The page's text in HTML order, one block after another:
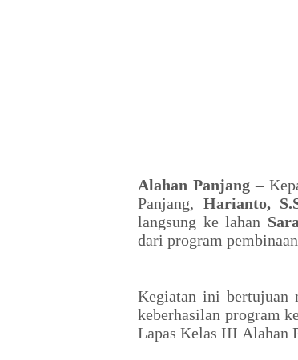
Alahan Panjang –
Panjang, Harianto,
langsung ke lahan
dari program
Kegiatan ini bertujuan
keberhasilan program
Lapas Kelas III Alahan